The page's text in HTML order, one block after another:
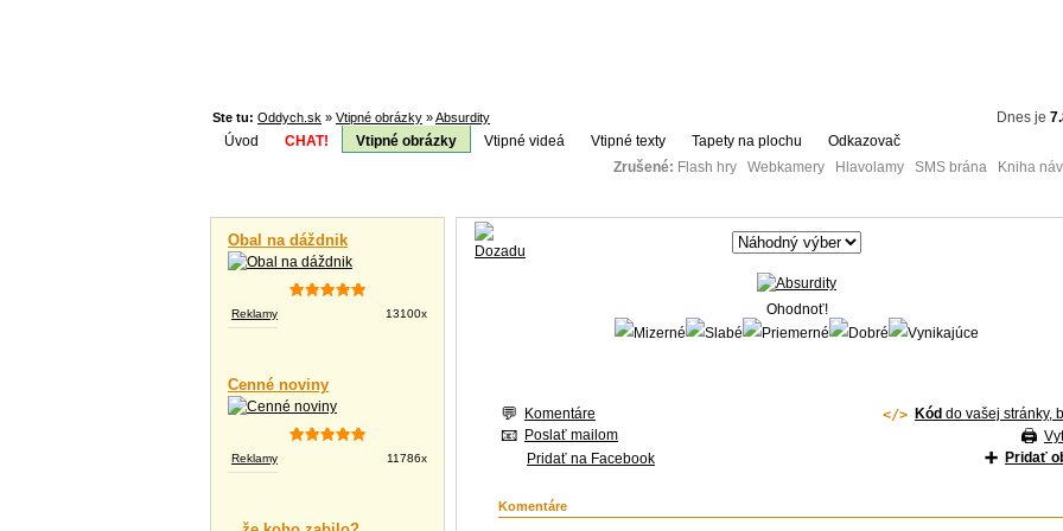
Ste tu: Oddych.sk » Vtipné obrázky »Absurdity Dnes je
Úvod
CHAT! Vtipné obrázky Vtipné videá Vtipné texty Tapety na plochu
Odkazovač
Zrušené: Flash hry Webkamery Hlavolamy SMS brána Kniha
Obal na dáždnik
Reklamy 13100x
Cenné noviny
Reklamy 11786x
Ohodnoť!
Komentáre
Poslať mailom
Pridať na Facebook
Kód do vašej stránky,
Pridať
Komentáre